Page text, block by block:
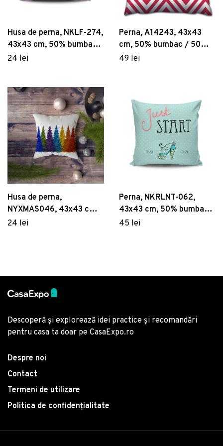
Husa de perna, NKLF-274,
43x43 cm, 50% bumbac /
50% poliester, Multicolor
24 lei
Perna, A14243, 43x43
cm, 50% bumbac / 50%
poliester, Multicolor
49 lei
Husa de perna,
NYXMAS046, 43x43 cm,
50% bumbac/50%
24 lei
Perna, NKRLNT-062,
43x43 cm, 50% bumbac /
50% poliester, Multicolor
45 lei
Descoperă și explorează idei practice și recomandări
pentru casa ta doar pe CasaExpo.ro
Despre noi
Contact
Termeni de utilizare
Politica de confidențialitate